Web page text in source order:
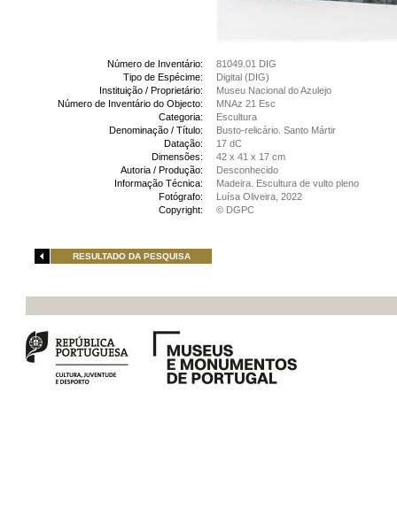
Número de Inventário:
81049.01 DIG
Tipo de Espécime:
Digital (DIG)
Instituição / Proprietário:
Museu Nacional do Azulejo
Número de Inventário do Objecto:
MNAz 21 Esc
Categoria:
Escultura
Denominação / Título:
Busto-relicário. Santo Mártir
Datação:
17 dC
Dimensões:
42 x 41 x 17 cm
Autoria / Produção:
Desconhecido
Informação Técnica:
Madeira. Escultura de vulto pleno
Fotógrafo:
Luísa Oliveira, 2022
Copyright:
© DGPC
RESULTADO DA PESQUISA